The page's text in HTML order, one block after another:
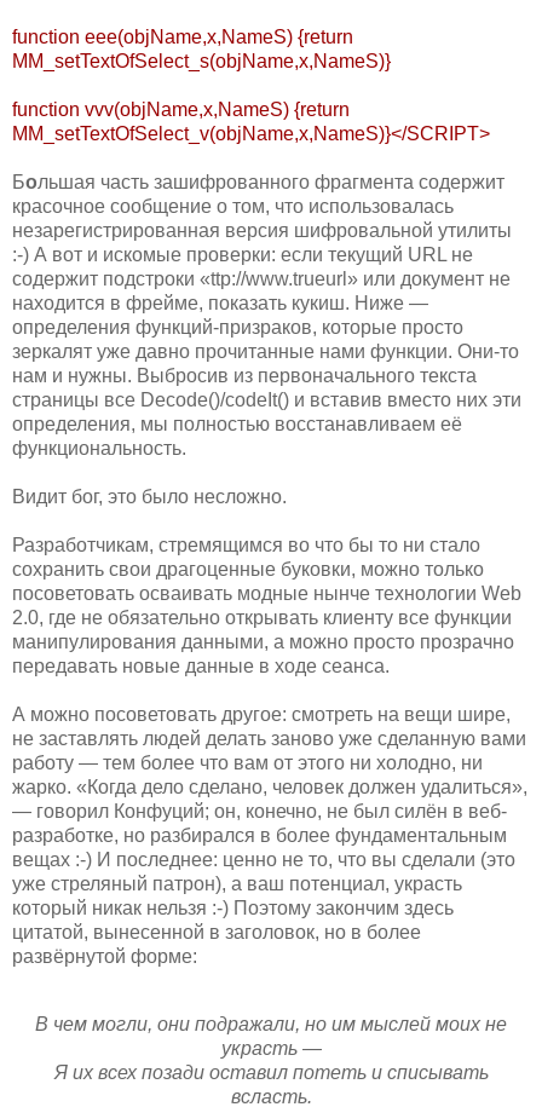
function eee(objName,x,NameS) {return
MM_setTextOfSelect_s(objName,x,NameS)}
function vvv(objName,x,NameS) {return
MM_setTextOfSelect_v(objName,x,NameS)}</SCRIPT>
Большая часть зашифрованного фрагмента содержит
красочное сообщение о том, что использовалась
незарегистрированная версия шифровальной утилиты
:-) А вот и искомые проверки: если текущий URL не
содержит подстроки «ttp://www.trueurl» или документ не
находится в фрейме, показать кукиш. Ниже —
определения функций-призраков, которые просто
зеркалят уже давно прочитанные нами функции. Они-то
нам и нужны. Выбросив из первоначального текста
страницы все Decode()/codeIt() и вставив вместо них эти
определения, мы полностью восстанавливаем её
функциональность.
Видит бог, это было несложно.
Разработчикам, стремящимся во что бы то ни стало
сохранить свои драгоценные буковки, можно только
посоветовать осваивать модные нынче технологии Web
2.0, где не обязательно открывать клиенту все функции
манипулирования данными, а можно просто прозрачно
передавать новые данные в ходе сеанса.
А можно посоветовать другое: смотреть на вещи шире,
не заставлять людей делать заново уже сделанную вами
работу — тем более что вам от этого ни холодно, ни
жарко. «Когда дело сделано, человек должен удалиться»,
— говорил Конфуций; он, конечно, не был силён в веб-
разработке, но разбирался в более фундаментальным
вещах :-) И последнее: ценно не то, что вы сделали (это
уже стреляный патрон), а ваш потенциал, украсть
который никак нельзя :-) Поэтому закончим здесь
цитатой, вынесенной в заголовок, но в более
развёрнутой форме:
В чем могли, они подражали, но им мыслей моих не
украсть —
Я их всех позади оставил потеть и списывать
всласть.